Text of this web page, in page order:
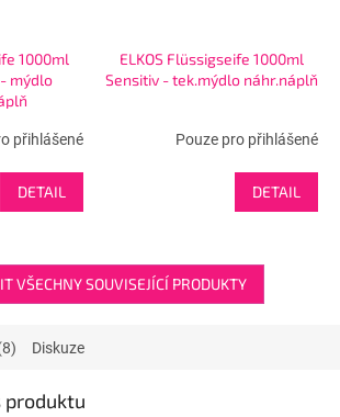
1000ml
mýdlo
přihlášené
DETAIL
ELKOS Flüssigseife 1000ml
Sensitiv - tek.mýdlo náhr.náplň
Pouze pro přihlášené
DETAIL
VŠECHNY SOUVISEJÍCÍ PRODUKTY
Diskuze
produktu